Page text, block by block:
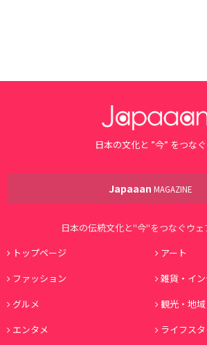
日本の文化と ”今” をつなぐ
Japaaan MAGAZINE
日本の伝統文化と"今"をつなぐウェ
トップページ
アート
ファッション
雑貨・イ
グルメ
観光・地域
エンタメ
ライフス